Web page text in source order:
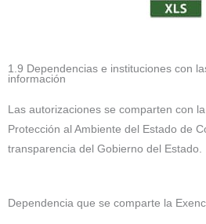
1.9 Dependencias e instituciones con
información
Las autorizaciones se comparten con
Protección al Ambiente del Estado de
transparencia del Gobierno del Estado.
Dependencia que se comparte la